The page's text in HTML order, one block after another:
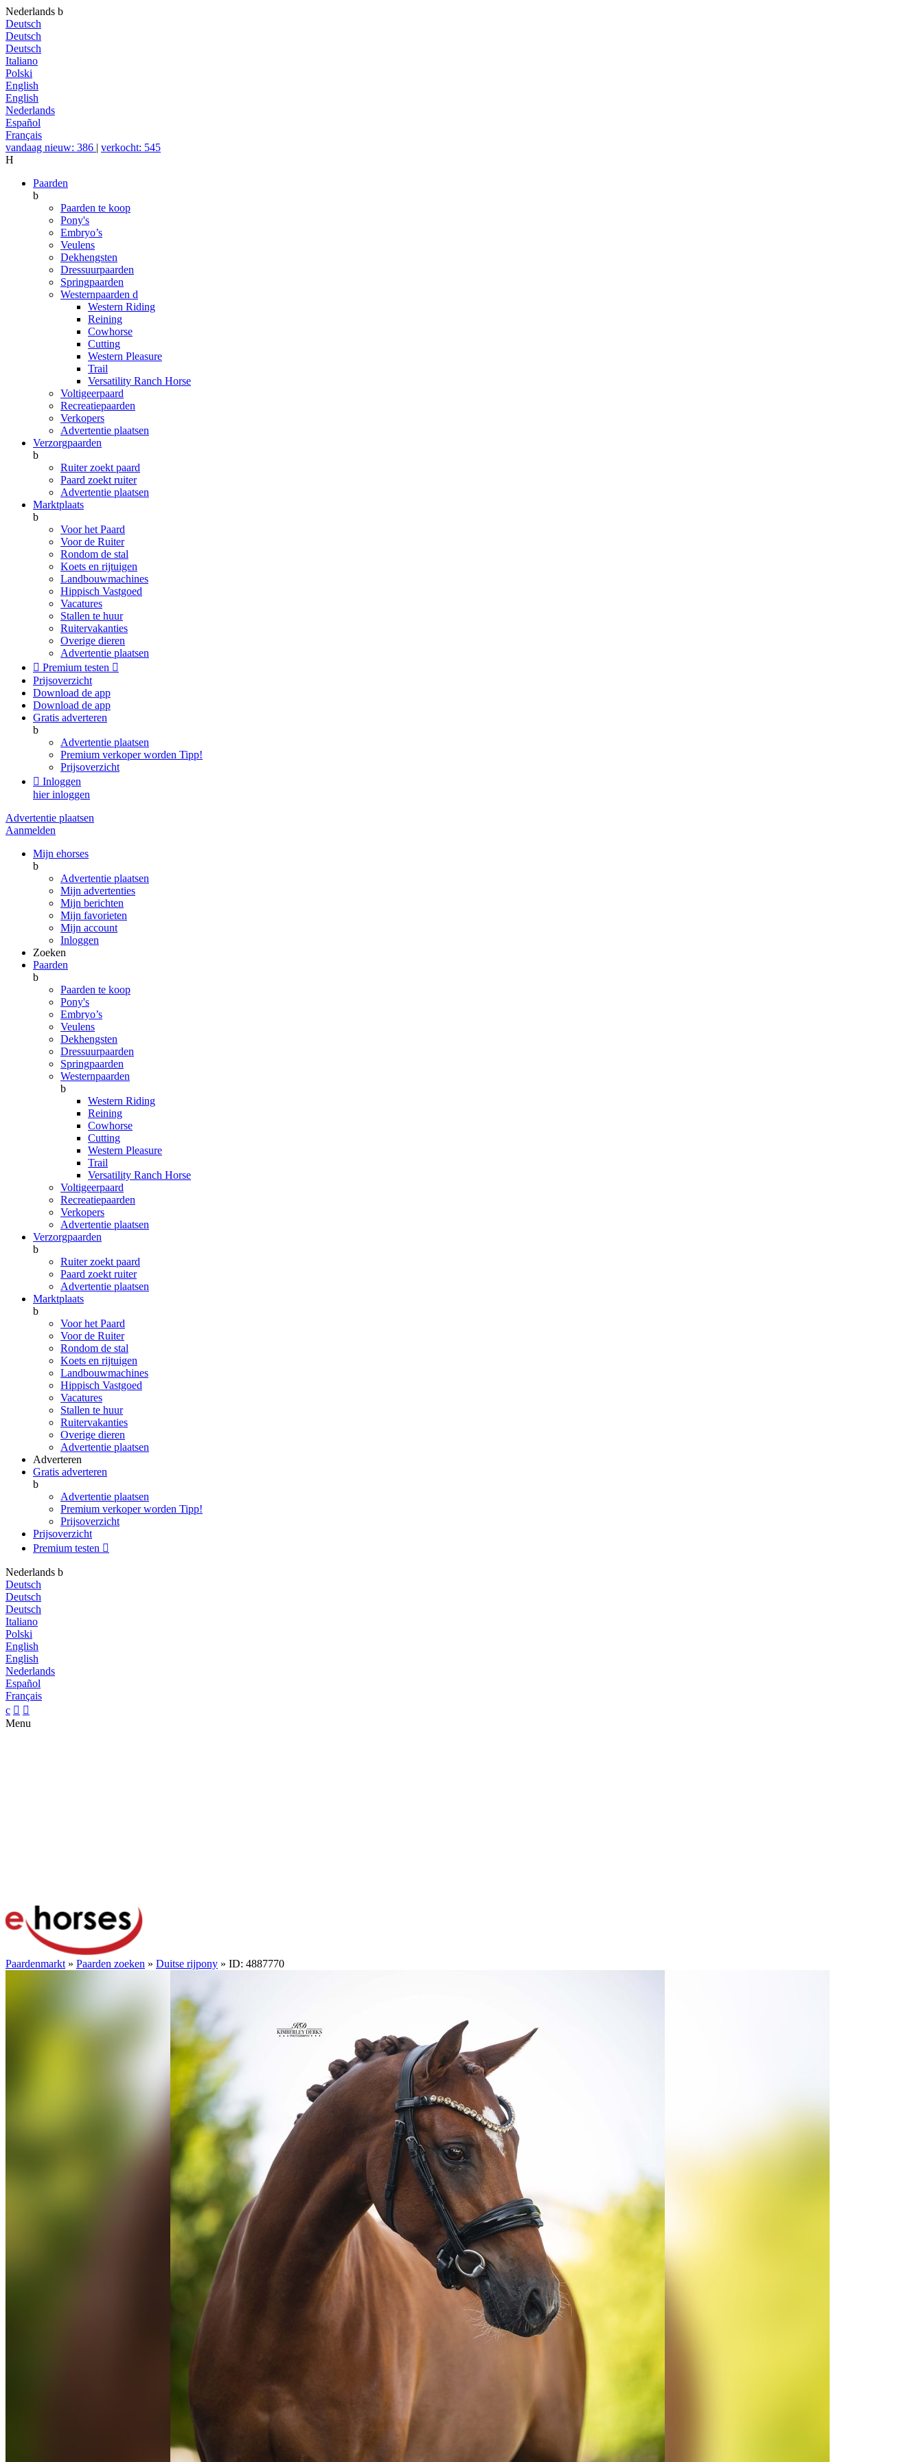
Nederlands b
Deutsch
Deutsch
Deutsch
Italiano
Polski
English
English
Nederlands
Español
Français
vandaag nieuw: 386 | verkocht: 545
H
Paarden
b
Paarden te koop
Pony's
Embryo’s
Veulens
Dekhengsten
Dressuurpaarden
Springpaarden
Westernpaarden d
Western Riding
Reining
Cowhorse
Cutting
Western Pleasure
Trail
Versatility Ranch Horse
Voltigeerpaard
Recreatiepaarden
Verkopers
Advertentie plaatsen
Verzorgpaarden
b
Ruiter zoekt paard
Paard zoekt ruiter
Advertentie plaatsen
Marktplaats
b
Voor het Paard
Voor de Ruiter
Rondom de stal
Koets en rijtuigen
Landbouwmachines
Hippisch Vastgoed
Vacatures
Stallen te huur
Ruitervakanties
Overige dieren
Advertentie plaatsen
 Premium testen 
Prijsoverzicht
Download de app
Download de app
Gratis adverteren
b
Advertentie plaatsen
Premium verkoper worden Tipp!
Prijsoverzicht
 Inloggen
hier inloggen
Advertentie plaatsen
Aanmelden
Mijn ehorses
b
Advertentie plaatsen
Mijn advertenties
Mijn berichten
Mijn favorieten
Mijn account
Inloggen
Zoeken
Paarden
b
Paarden te koop
Pony's
Embryo’s
Veulens
Dekhengsten
Dressuurpaarden
Springpaarden
Westernpaarden
b
Western Riding
Reining
Cowhorse
Cutting
Western Pleasure
Trail
Versatility Ranch Horse
Voltigeerpaard
Recreatiepaarden
Verkopers
Advertentie plaatsen
Verzorgpaarden
b
Ruiter zoekt paard
Paard zoekt ruiter
Advertentie plaatsen
Marktplaats
b
Voor het Paard
Voor de Ruiter
Rondom de stal
Koets en rijtuigen
Landbouwmachines
Hippisch Vastgoed
Vacatures
Stallen te huur
Ruitervakanties
Overige dieren
Advertentie plaatsen
Adverteren
Gratis adverteren
b
Advertentie plaatsen
Premium verkoper worden Tipp!
Prijsoverzicht
Prijsoverzicht
Premium testen 
Nederlands b
Deutsch
Deutsch
Deutsch
Italiano
Polski
English
English
Nederlands
Español
Français
c  
Menu
Paardenmarkt » Paarden zoeken » Duitse rijpony » ID: 4887770